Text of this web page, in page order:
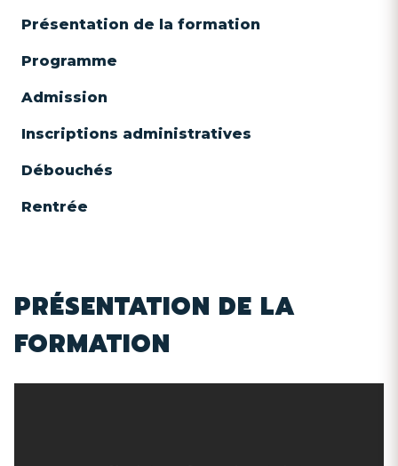
Présentation de la formation
Programme
Admission
Inscriptions administratives
Débouchés
Rentrée
PRÉSENTATION DE LA
FORMATION